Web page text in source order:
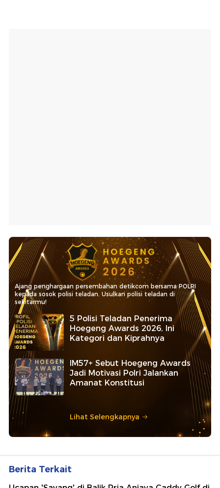
Ajang penghargaan persembahan detikcom bersama POLRI
kepada sosok polisi teladan. Usulkan polisi teladan di
sekitarmu!
5 Polisi Teladan Penerima
Hoegeng Awards 2026, Ini
Kategori dan Kiprahnya
IM57+ Sebut Hoegeng Awards
Jadi Motivasi Polri Jalankan
Amanat Konstitusi
Lihat Selengkapnya
Berita Terkait